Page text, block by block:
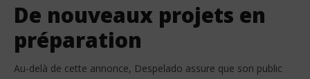
De nouveaux projets en
préparation
Au-delà de cette annonce, Despelado assure que son public